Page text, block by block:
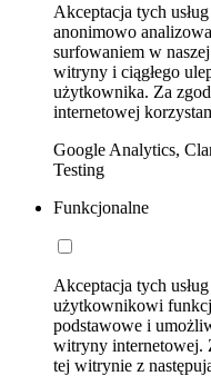
Akceptacja tych
anonimowo
surfowaniem w
witryny i ciągłego
użytkownika. Za
internetowej
Google Analytics,
Testing
Funkcjonalne
Akceptacja tych
użytkownikowi
podstawowe i
witryny internetowej.
tej witrynie z